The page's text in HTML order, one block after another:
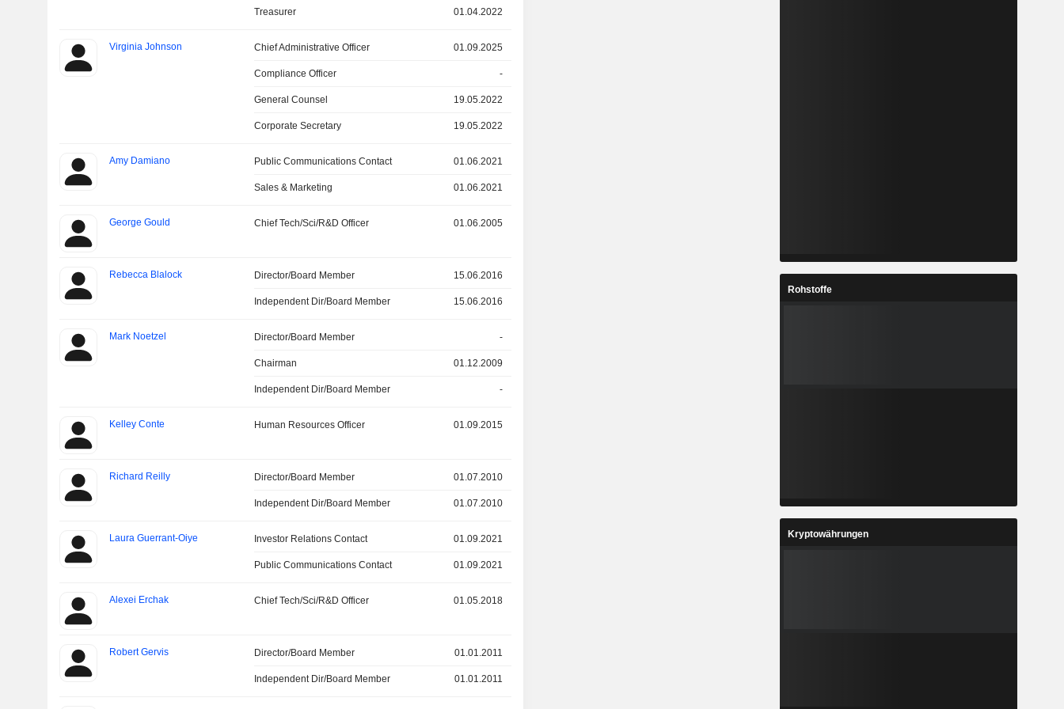
Treasurer 01.04.2022
Virginia Johnson Chief Administrative Officer 01.09.2025
Compliance Officer -
General Counsel 19.05.2022
Corporate Secretary 19.05.2022
Amy Damiano Public Communications Contact 01.06.2021
Sales & Marketing 01.06.2021
George Gould Chief Tech/Sci/R&D Officer 01.06.2005
Rebecca Blalock Director/Board Member 15.06.2016
Independent Dir/Board Member 15.06.2016
Mark Noetzel Director/Board Member -
Chairman 01.12.2009
Independent Dir/Board Member -
Kelley Conte Human Resources Officer 01.09.2015
Richard Reilly Director/Board Member 01.07.2010
Independent Dir/Board Member 01.07.2010
Laura Guerrant-Oiye Investor Relations Contact 01.09.2021
Public Communications Contact 01.09.2021
Alexei Erchak Chief Tech/Sci/R&D Officer 01.05.2018
Robert Gervis Director/Board Member 01.01.2011
Independent Dir/Board Member 01.01.2011
Rohstoffe
Kryptowährungen